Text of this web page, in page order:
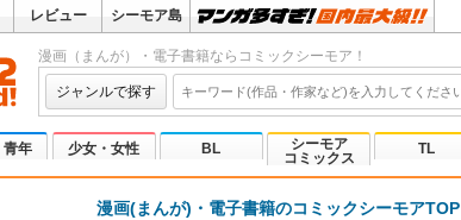
レビュー シーモア島
漫画（まんが）・電子書籍ならコミックシーモア！
ジャンルで探す
青年 少女・女性 BL
シーモア
コミックス
TL
漫画(まんが)・電子書籍のコミックシーモアTOP